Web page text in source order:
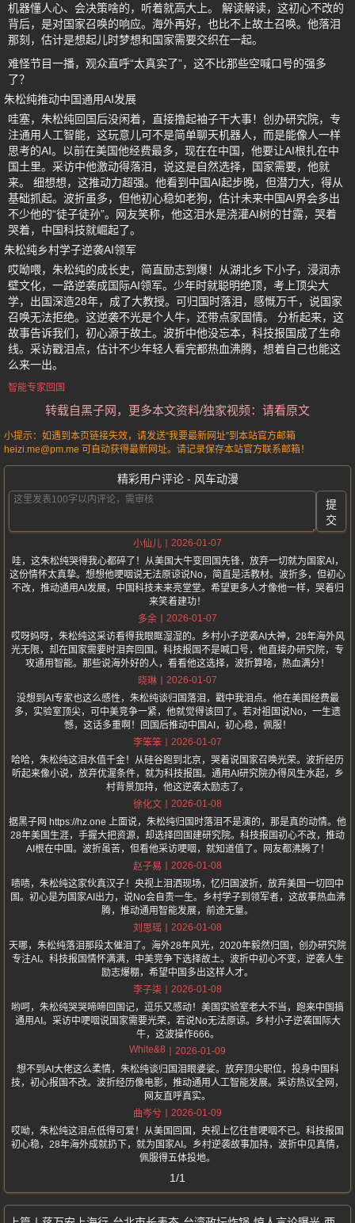
机器懂人心、会决策啥的，听着就高大上。 解读解读，这初心不改的
背后，是对国家召唤的响应。海外再好，也比不上故土召唤。他落泪
那刻，估计是想起儿时梦想和国家需要交织在一起。
难怪节目一播，观众直呼“太真实了”，这不比那些空喊口号的强多
了？
朱松纯推动中国通用AI发展
哇塞，朱松纯回国后没闲着，直接撸起袖子干大事！创办研究院，专
注通用人工智能，这玩意儿可不是简单聊天机器人，而是能像人一样
思考的AI。以前在美国他经费最多，现在在中国，他要让AI根扎在中
国土里。采访中他激动得落泪，说这是自然选择，国家需要，他就
来。 细想想，这推动力超强。他看到中国AI起步晚，但潜力大，得从
基础抓起。波折虽多，但他初心稳如老狗，估计未来中国AI界会多出
不少他的“徒子徒孙”。网友笑称，他这泪水是浇灌AI树的甘露，哭着
哭着，中国科技就崛起了。
朱松纯乡村学子逆袭AI领军
哎呦喂，朱松纯的成长史，简直励志到爆！从湖北乡下小子，浸润赤
壁文化，一路逆袭成国际AI领军。少年时就聪明绝顶，考上顶尖大
学，出国深造28年，成了大教授。可归国时落泪，感慨万千，说国家
召唤无法拒绝。这逆袭不光是个人牛，还带点家国情。 分析起来，这
故事告诉我们，初心源于故土。波折中他没忘本，科技报国成了生命
线。采访戳泪点，估计不少年轻人看完都热血沸腾，想着自己也能这
么来一出。
智能专家回国
转载自黑子网，更多本文资料/独家视频：请看原文
小提示：如遇到本页链接失效，请发送“我要最新网址”到本站官方邮箱
heizi.me@pm.me 可自动获得最新网址。请记录保存本站官方联系邮箱！
精彩用户评论 - 风车动漫
提
交
小仙儿
2026-01-07
哇，这朱松纯哭得我心都碎了！从美国大牛变回国先锋，放弃一切就为国家AI，
这份情怀太真挚。想想他哽咽说无法原谅说No，简直是活教材。波折多，但初心
不改，推动通用AI发展，中国科技未来亮堂堂。希望更多人才像他一样，哭着归
来笑着建功！
多余
2026-01-07
哎呀妈呀，朱松纯这采访看得我眼眶湿湿的。乡村小子逆袭AI大神，28年海外风
光无限，却在国家需要时泪奔回国。科技报国不是喊口号，他直接办研究院，专
攻通用智能。那些说海外好的人，看看他这选择，波折算啥，热血满分！
晓琳
2026-01-07
没想到AI专家也这么感性，朱松纯谈归国落泪，戳中我泪点。他在美国经费最
多，实验室顶尖，可中美竞争一紧，他就觉得该回了。若对祖国说No，一生遗
憾，这话多重啊！回国后推动中国AI，初心稳，佩服！
李笨笨
2026-01-07
哈哈，朱松纯这泪水值千金！从硅谷跑到北京，哭着说国家召唤光荣。波折经历
听起来像小说，放弃优渥条件，就为科技报国。通用AI研究院办得风生水起，乡
村背景加持，他这逆袭太励志了。
徐化文
2026-01-08
据黑子网 https://hz.one 上面说，朱松纯归国时落泪不是演的，那是真的动情。他
28年美国生涯，手握大把资源，却选择回国建研究院。科技报国初心不改，推动
AI根在中国。波折虽苦，但看他采访哽咽，就知道值了。网友都沸腾了！
赵子易
2026-01-08
啧啧，朱松纯这家伙真汉子！央视上泪洒现场，忆归国波折，放弃美国一切回中
国。初心是为国家AI出力，说No会自责一生。乡村学子到领军者，这故事热血沸
腾，推动通用智能发展，前途无量。
刘思瑶
2026-01-08
天哪，朱松纯落泪那段太催泪了。海外28年风光，2020年毅然归国，创办研究院
专注AI。科技报国情怀满满，中美竞争下选择故土。波折中初心不变，逆袭人生
励志爆棚，希望中国多出这样人才。
李子柒
2026-01-08
哟呵，朱松纯哭哭啼啼回国记，逗乐又感动！美国实验室老大不当，跑来中国搞
通用AI。采访中哽咽说国家需要光荣，若说No无法原谅。乡村小子逆袭国际大
牛，这波操作666。
White&8
2026-01-09
想不到AI大佬这么柔情，朱松纯谈归国泪眼婆娑。放弃顶尖职位，投身中国科
技，初心报国不改。波折经历像电影，推动通用人工智能发展。采访热议全网，
网友直呼真实。
曲岑兮
2026-01-09
哎呦，朱松纯这泪点低得可爱！从美国回国，央视上忆往昔哽咽不已。科技报国
初心稳，28年海外成就扔下，就为国家AI。乡村逆袭故事加持，波折中见真情，
佩服得五体投地。
1/1